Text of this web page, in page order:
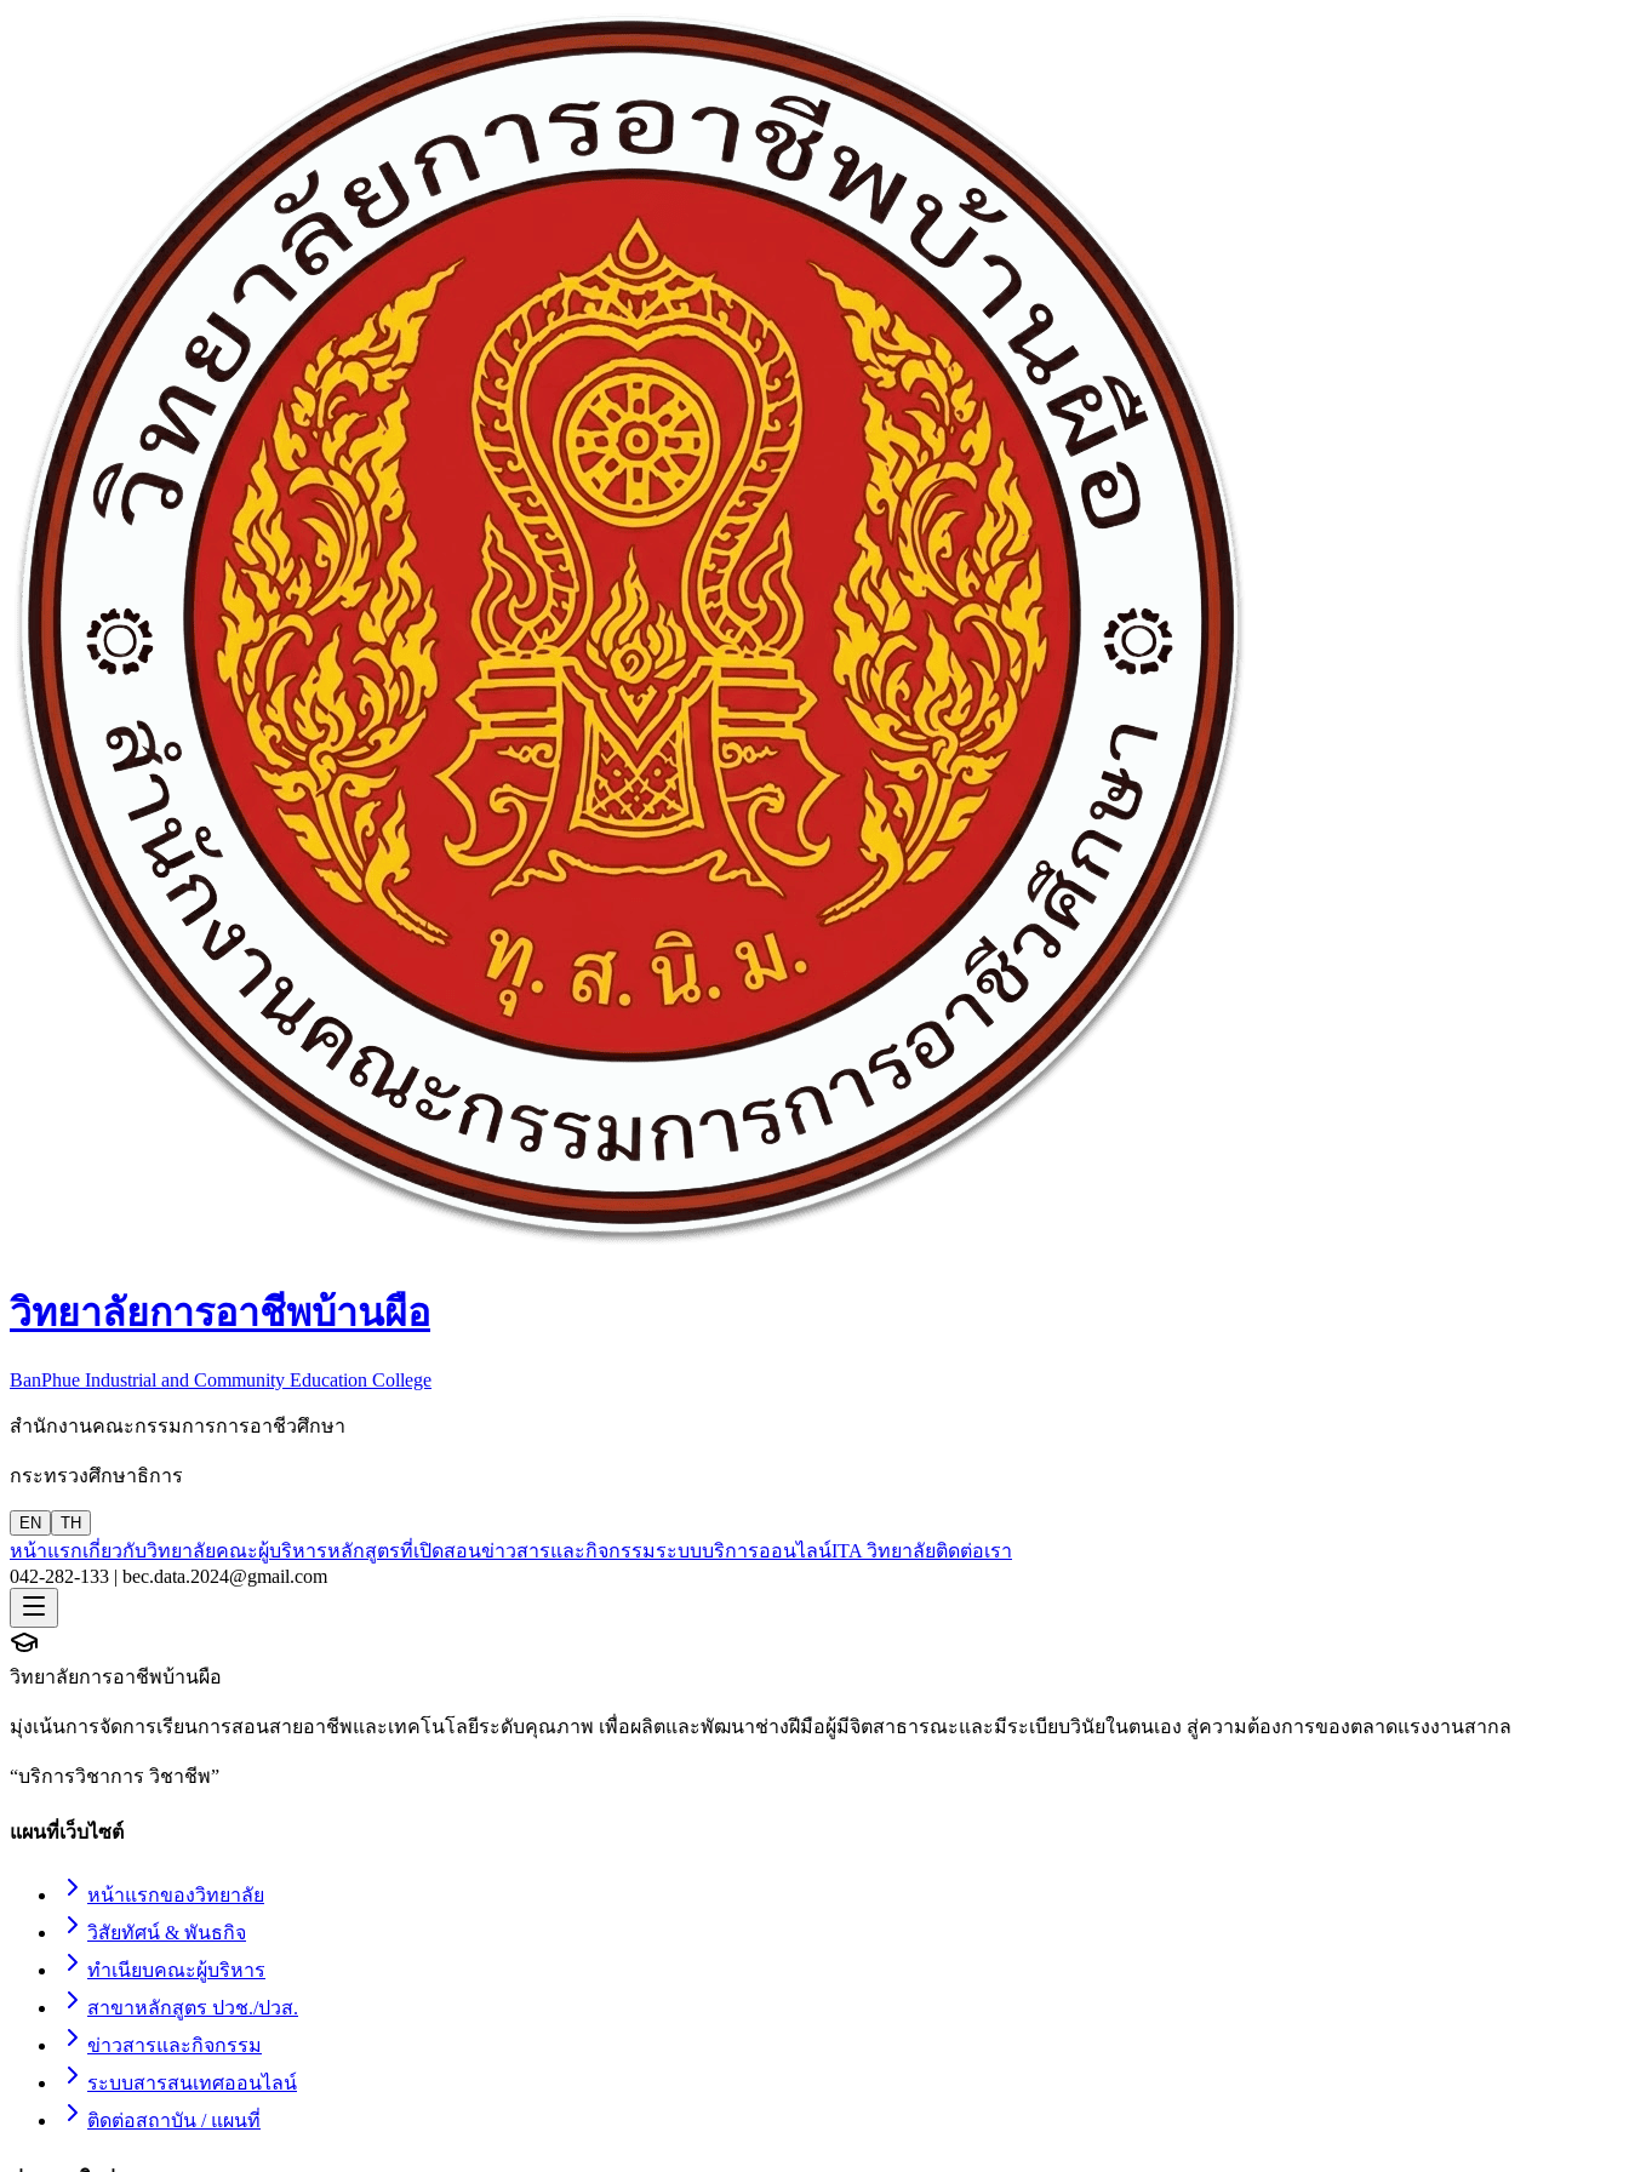
วิทยาลัยการอาชีพบ้านผือ
BanPhue Industrial and Community Education College
สำนักงานคณะกรรมการการอาชีวศึกษา
กระทรวงศึกษาธิการ
EN TH
หน้าแรกเกี่ยวกับวิทยาลัยคณะผู้บริหารหลักสูตรที่เปิดสอนข่าวสารและกิจกรรมระบบบริการออนไลน์ITA วิทยาลัยติดต่อเรา
042-282-133 | bec.data.2024@gmail.com
วิทยาลัยการอาชีพบ้านผือ
มุ่งเน้นการจัดการเรียนการสอนสายอาชีพและเทคโนโลยีระดับคุณภาพ เพื่อผลิตและพัฒนาช่างฝีมือผู้มีจิตสาธารณะและมีระเบียบวินัยในตนเอง สู่ความต้องการของตลาดแรงงานสากล
“บริการวิชาการ วิชาชีพ”
แผนที่เว็บไซต์
หน้าแรกของวิทยาลัย
วิสัยทัศน์ & พันธกิจ
ทำเนียบคณะผู้บริหาร
สาขาหลักสูตร ปวช./ปวส.
ข่าวสารและกิจกรรม
ระบบสารสนเทศออนไลน์
ติดต่อสถาบัน / แผนที่